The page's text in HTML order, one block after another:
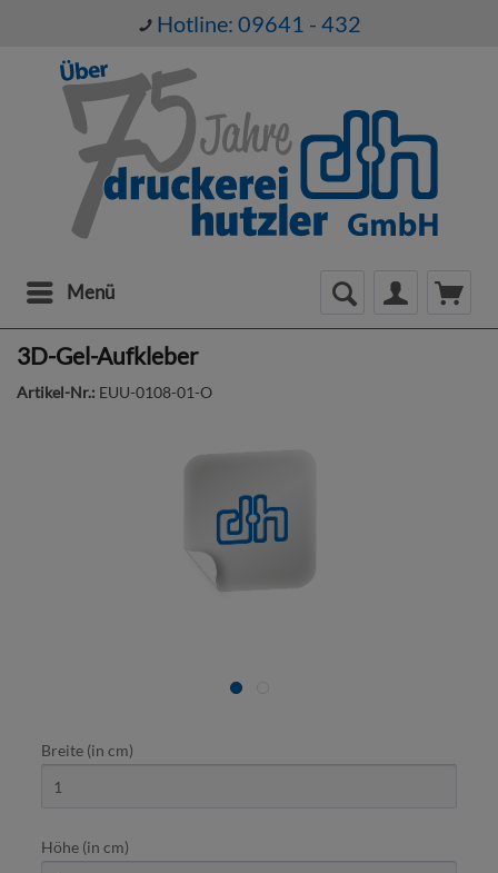
Hotline: 09641 - 432
Menü
3D-Gel-Aufkleber
Artikel-Nr.: EUU-0108-01-O
Breite (in cm)
Höhe (in cm)